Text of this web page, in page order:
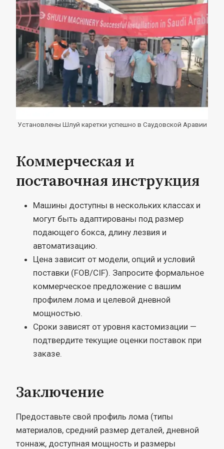
Установлены Шлуй каретки успешно в Саудовской Аравии
Коммерческая и
поставочная инструкция
Машины доступны в нескольких классах и
могут быть адаптированы под размер
подающего бокса, длину лезвия и
автоматизацию.
Цена зависит от модели, опций и условий
поставки (FOB/CIF). Запросите формальное
коммерческое предложение с вашим
профилем лома и целевой дневной
мощностью.
Сроки зависят от уровня кастомизации —
подтвердите текущие оценки поставок при
заказе.
Заключение
Предоставьте свой профиль лома (типы
материалов, средний размер деталей, дневной
тоннаж, доступная мощность и размеры